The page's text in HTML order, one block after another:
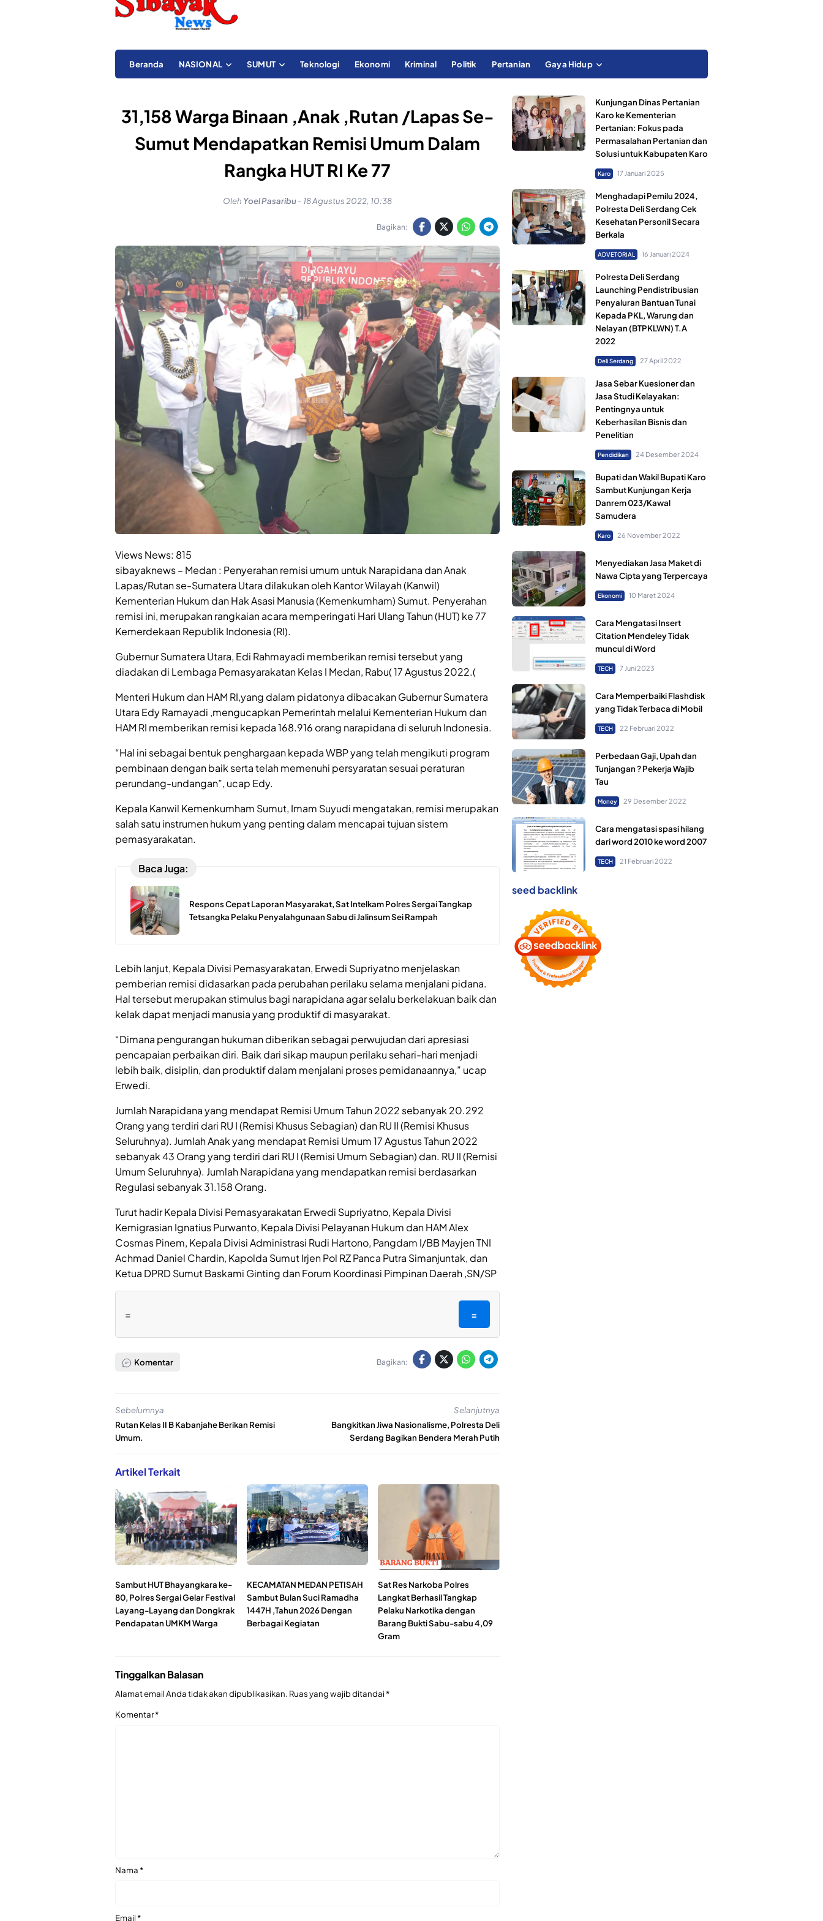
Beranda NASIONAL SUMUT Teknologi Ekonomi Kriminal Politik Pertanian Gaya Hidup
31,158 Warga Binaan ,Anak ,Rutan /Lapas Se-
Sumut Mendapatkan Remisi Umum Dalam
Rangka HUT RI Ke 77
Oleh Yoel Pasaribu- 18 Agustus 2022, 10:38
Bagikan:
Views News: 815
sibayaknews – Medan : Penyerahan remisi umum untuk Narapidana dan Anak
Lapas/Rutan se-Sumatera Utara dilakukan oleh Kantor Wilayah (Kanwil)
Kementerian Hukum dan Hak Asasi Manusia (Kemenkumham) Sumut. Penyerahan
remisi ini, merupakan rangkaian acara memperingati Hari Ulang Tahun (HUT) ke 77
Kemerdekaan Republik Indonesia (RI).
Gubernur Sumatera Utara, Edi Rahmayadi memberikan remisi tersebut yang
diadakan di Lembaga Pemasyarakatan Kelas I Medan, Rabu( 17 Agustus 2022.(
Menteri Hukum dan HAM RI,yang dalam pidatonya dibacakan Gubernur Sumatera
Utara Edy Ramayadi ,mengucapkan Pemerintah melalui Kementerian Hukum dan
HAM RI memberikan remisi kepada 168.916 orang narapidana di seluruh Indonesia.
“Hal ini sebagai bentuk penghargaan kepada WBP yang telah mengikuti program
pembinaan dengan baik serta telah memenuhi persyaratan sesuai peraturan
perundang-undangan”, ucap Edy.
Kepala Kanwil Kemenkumham Sumut, Imam Suyudi mengatakan, remisi merupakan
salah satu instrumen hukum yang penting dalam mencapai tujuan sistem
pemasyarakatan.
Baca Juga:
Respons Cepat Laporan Masyarakat, Sat Intelkam Polres Sergai Tangkap
Tetsangka Pelaku Penyalahgunaan Sabu di Jalinsum Sei Rampah
Lebih lanjut, Kepala Divisi Pemasyarakatan, Erwedi Supriyatno menjelaskan
pemberian remisi didasarkan pada perubahan perilaku selama menjalani pidana.
Hal tersebut merupakan stimulus bagi narapidana agar selalu berkelakuan baik dan
kelak dapat menjadi manusia yang produktif di masyarakat.
“Dimana pengurangan hukuman diberikan sebagai perwujudan dari apresiasi
pencapaian perbaikan diri. Baik dari sikap maupun perilaku sehari-hari menjadi
lebih baik, disiplin, dan produktif dalam menjalani proses pemidanaannya,” ucap
Erwedi.
Jumlah Narapidana yang mendapat Remisi Umum Tahun 2022 sebanyak 20.292
Orang yang terdiri dari RU I (Remisi Khusus Sebagian) dan RU II (Remisi Khusus
Seluruhnya). Jumlah Anak yang mendapat Remisi Umum 17 Agustus Tahun 2022
sebanyak 43 Orang yang terdiri dari RU I (Remisi Umum Sebagian) dan. RU II (Remisi
Umum Seluruhnya). Jumlah Narapidana yang mendapatkan remisi berdasarkan
Regulasi sebanyak 31.158 Orang.
Turut hadir Kepala Divisi Pemasyarakatan Erwedi Supriyatno, Kepala Divisi
Kemigrasian Ignatius Purwanto, Kepala Divisi Pelayanan Hukum dan HAM Alex
Cosmas Pinem, Kepala Divisi Administrasi Rudi Hartono, Pangdam I/BB Mayjen TNI
Achmad Daniel Chardin, Kapolda Sumut Irjen Pol RZ Panca Putra Simanjuntak, dan
Ketua DPRD Sumut Baskami Ginting dan Forum Koordinasi Pimpinan Daerah ,SN/SP
= =
Komentar Bagikan:
Sebelumnya
Rutan Kelas II B Kabanjahe Berikan Remisi
Umum.
Selanjutnya
Bangkitkan Jiwa Nasionalisme, Polresta Deli
Serdang Bagikan Bendera Merah Putih
Artikel Terkait
Sambut HUT Bhayangkara ke-
80, Polres Sergai Gelar Festival
Layang-Layang dan Dongkrak
Pendapatan UMKM Warga
KECAMATAN MEDAN PETISAH
Sambut Bulan Suci Ramadha
1447H ,Tahun 2026 Dengan
Berbagai Kegiatan
Sat Res Narkoba Polres
Langkat Berhasil Tangkap
Pelaku Narkotika dengan
Barang Bukti Sabu-sabu 4,09
Gram
Tinggalkan Balasan
Alamat email Anda tidak akan dipublikasikan. Ruas yang wajib ditandai*
Komentar*
Nama*
Email*
Kunjungan Dinas Pertanian
Karo ke Kementerian
Pertanian: Fokus pada
Permasalahan Pertanian dan
Solusi untuk Kabupaten Karo
Karo 17 Januari 2025
Menghadapi Pemilu 2024,
Polresta Deli Serdang Cek
Kesehatan Personil Secara
Berkala
ADVETORIAL 16 Januari 2024
Polresta Deli Serdang
Launching Pendistribusian
Penyaluran Bantuan Tunai
Kepada PKL, Warung dan
Nelayan (BTPKLWN) T.A
2022
Deli Serdang 27 April 2022
Jasa Sebar Kuesioner dan
Jasa Studi Kelayakan:
Pentingnya untuk
Keberhasilan Bisnis dan
Penelitian
Pendidikan 24 Desember 2024
Bupati dan Wakil Bupati Karo
Sambut Kunjungan Kerja
Danrem 023/Kawal
Samudera
Karo 26 November 2022
Menyediakan Jasa Maket di
Nawa Cipta yang Terpercaya
Ekonomi 10 Maret 2024
Cara Mengatasi Insert
Citation Mendeley Tidak
muncul di Word
TECH 7 Juni 2023
Cara Memperbaiki Flashdisk
yang Tidak Terbaca di Mobil
TECH 22 Februari 2022
Perbedaan Gaji, Upah dan
Tunjangan ? Pekerja Wajib
Tau
Money 29 Desember 2022
Cara mengatasi spasi hilang
dari word 2010 ke word 2007
TECH 21 Februari 2022
seed backlink